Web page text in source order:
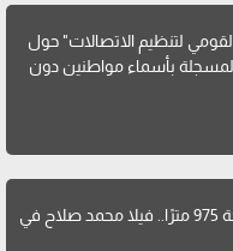
لتنظيم الاتصالات" حول
بأسماء مواطنين دون
على مساحة 975 مترًا.. فيلا محمد صلاح في